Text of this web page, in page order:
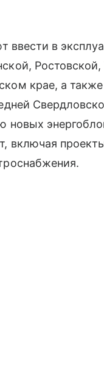
ввести в
крае, а также
новых
включая